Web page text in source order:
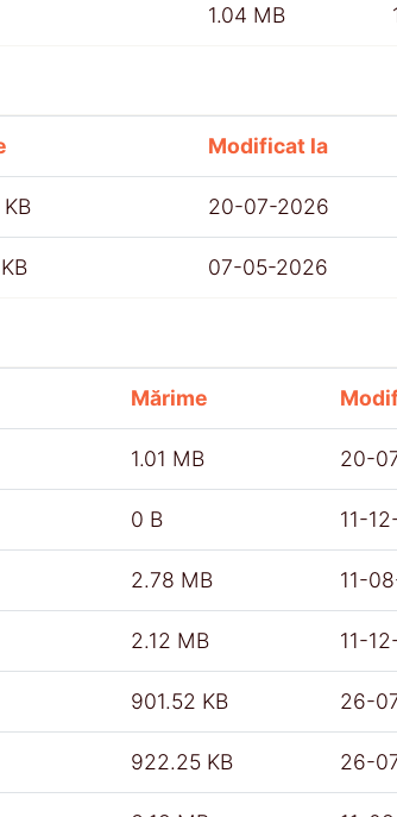
1.04 MB
Modificat la
20-07-2026
07-05-2026
Mărime
1.01 MB 20-
0 B 11-
2.78 MB 11-
2.12 MB 11-
901.52 KB 26-
922.25 KB 26-